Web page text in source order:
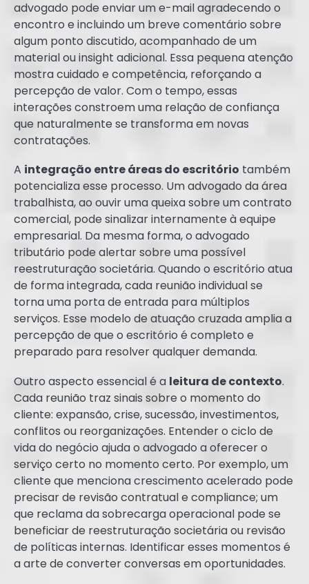
advogado pode enviar um e-mail agradecendo o
encontro e incluindo um breve comentário sobre
algum ponto discutido, acompanhado de um
material ou insight adicional. Essa pequena atenção
mostra cuidado e competência, reforçando a
percepção de valor. Com o tempo, essas
interações constroem uma relação de confiança
que naturalmente se transforma em novas
contratações.
A integração entre áreas do escritório também
potencializa esse processo. Um advogado da área
trabalhista, ao ouvir uma queixa sobre um contrato
comercial, pode sinalizar internamente à equipe
empresarial. Da mesma forma, o advogado
tributário pode alertar sobre uma possível
reestruturação societária. Quando o escritório atua
de forma integrada, cada reunião individual se
torna uma porta de entrada para múltiplos
serviços. Esse modelo de atuação cruzada amplia a
percepção de que o escritório é completo e
preparado para resolver qualquer demanda.
Outro aspecto essencial é a leitura de contexto.
Cada reunião traz sinais sobre o momento do
cliente: expansão, crise, sucessão, investimentos,
conflitos ou reorganizações. Entender o ciclo de
vida do negócio ajuda o advogado a oferecer o
serviço certo no momento certo. Por exemplo, um
cliente que menciona crescimento acelerado pode
precisar de revisão contratual e compliance; um
que reclama da sobrecarga operacional pode se
beneficiar de reestruturação societária ou revisão
de políticas internas. Identificar esses momentos é
a arte de converter conversas em oportunidades.